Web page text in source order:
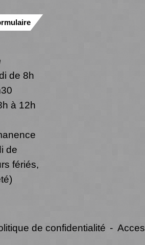
de 8h
à 12h
de
fériés,
de confidentialité -